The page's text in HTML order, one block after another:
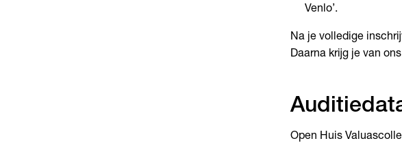
Venlo’.
Na je volledige
Daarna krijg je van
Open Huis